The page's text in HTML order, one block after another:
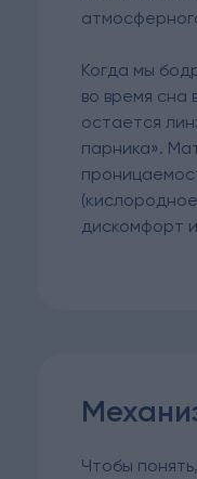
Когда мы
во время сна
остается
парника».
дискомфорт
Чтобы